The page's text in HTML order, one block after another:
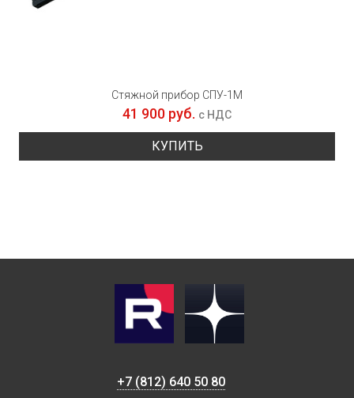
Стяжной прибор СПУ-1М
41 900 руб. с НДС
КУПИТЬ
+7 (812) 640 50 80